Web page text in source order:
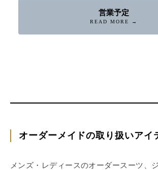
営業予定
READ MORE →
オーダーメイドの取り扱いアイ
メンズ・レディースのオーダースーツ、